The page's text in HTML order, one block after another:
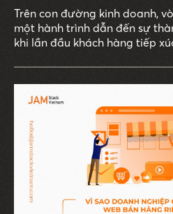
Trên con đường kinh doanh,
một hành trình dẫn đến sự
khi lần đầu khách hàng tiếp
trò quan trọng giúp nâng cao
việc khéo léo tối ưu hóa mỗi
là chìa khóa để nâng cao hiệu